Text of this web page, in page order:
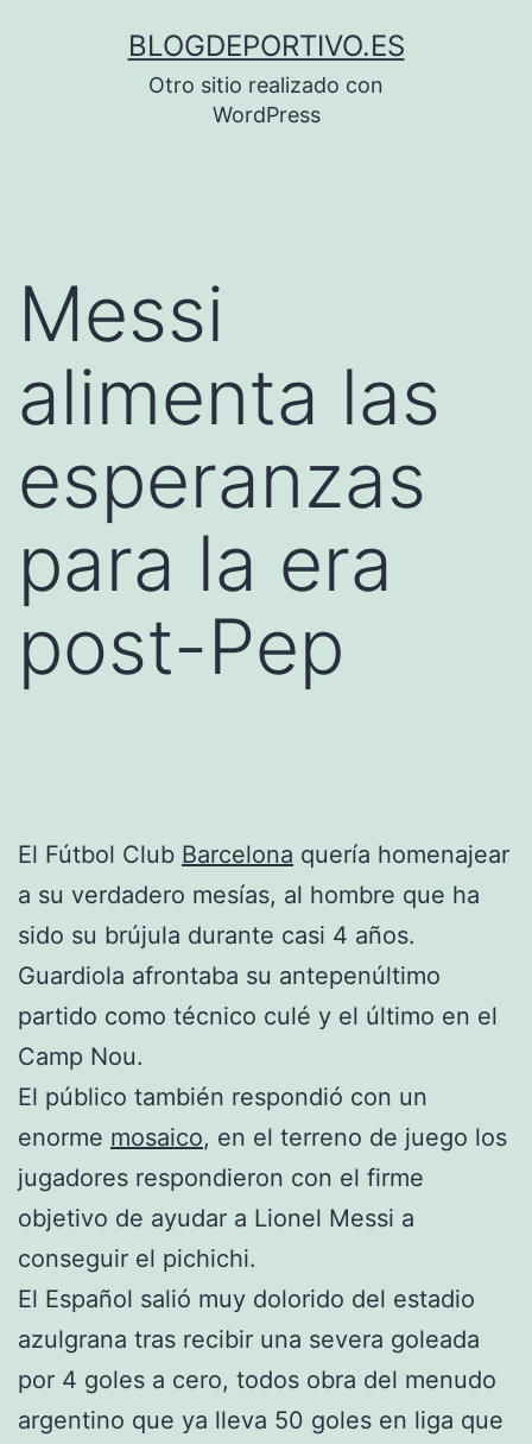
BLOGDEPORTIVO.ES
Otro sitio realizado con
WordPress
Messi
alimenta las
esperanzas
para la era
post-Pep
El Fútbol Club Barcelona quería homenajear
a su verdadero mesías, al hombre que ha
sido su brújula durante casi 4 años.
Guardiola afrontaba su antepenúltimo
partido como técnico culé y el último en el
Camp Nou.
El público también respondió con un
enorme mosaico, en el terreno de juego los
jugadores respondieron con el firme
objetivo de ayudar a Lionel Messi a
conseguir el pichichi.
El Español salió muy dolorido del estadio
azulgrana tras recibir una severa goleada
por 4 goles a cero, todos obra del menudo
argentino que ya lleva 50 goles en liga que